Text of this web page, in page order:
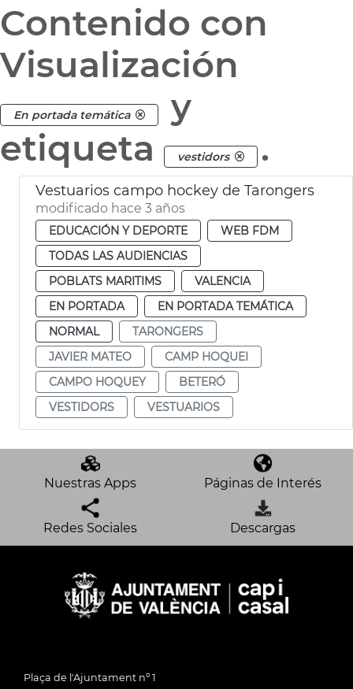
Contenido con
Visualización
En portada temática
y
etiqueta
vestidors .
Vestuarios campo hockey de Tarongers
modificado hace 3 años
EDUCACIÓN Y DEPORTE
WEB FDM
TODAS LAS AUDIENCIAS
POBLATS MARITIMS
VALENCIA
EN PORTADA
EN PORTADA TEMÁTICA
NORMAL
TARONGERS
JAVIER MATEO
CAMP HOQUEI
CAMPO HOQUEY
BETERÓ
VESTIDORS
VESTUARIOS
Nuestras Apps Páginas de Interés
Redes Sociales Descargas
Plaça de l'Ajuntament nº 1